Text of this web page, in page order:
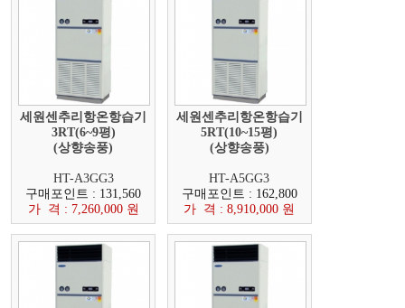
세원센추리항온항습기
3RT(6~9평)
(상향송풍)
HT-A3GG3
구매포인트 : 131,560
가 격 : 7,260,000 원
세원센추리항온항습기
5RT(10~15평)
(상향송풍)
HT-A5GG3
구매포인트 : 162,800
가 격 : 8,910,000 원